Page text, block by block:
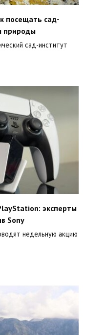
посещать сад-
природы
сад-институт
эксперты
Sony
недельную акцию